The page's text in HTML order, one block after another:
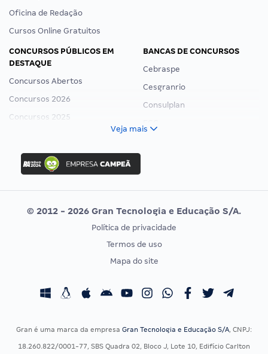
Oficina de Redação
Cursos Online Gratuitos
CONCURSOS PÚBLICOS EM
DESTAQUE
Concursos Abertos
Concursos 2026
Concursos 2025
Concurso Ibama
Concurso MPU
Editais publicados
BANCAS DE CONCURSOS
Cebraspe
Cesgranrio
Consulplan
Vunesp
CONCURSOS POR PROFISSÃO
Concursos Fiscais
EXAME DE ORDEM
Calendário OAB
Veja mais
© 2012 - 2026 Gran Tecnologia e Educação S/A.
Política de privacidade
Termos de uso
Mapa do site
Gran é uma marca da empresa Gran Tecnologia e Educação S/A, CNPJ:
18.260.822/0001-77, SBS Quadra 02, Bloco J, Lote 10, Edifício Carlton